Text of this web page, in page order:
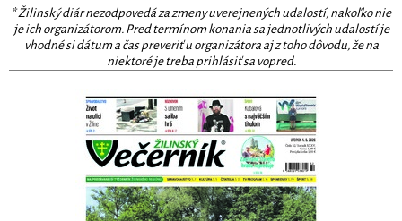
* Žilinský diár nezodpovedá za zmeny uverejnených udalostí, nakoľko nie
je ich organizátorom. Pred termínom konania sa jednotlivých udalostí je
vhodné si dátum a čas preveriť u organizátora aj z toho dôvodu, že na
niektoré je treba prihlásiť sa vopred.